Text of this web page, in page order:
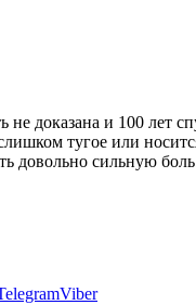
не доказана и 100
тугое или
довольно сильную
Viber